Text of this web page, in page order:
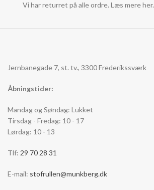
Vi har returret på alle ordre. Læs mere her.
Jernbanegade 7, st. tv., 3300 Frederikssværk
Åbningstider:
Mandag og Søndag: Lukket
Tirsdag - Fredag: 10 - 17
Lørdag: 10 - 13
Tlf: 29 70 28 31
E-mail: stofrullen@munkberg.dk